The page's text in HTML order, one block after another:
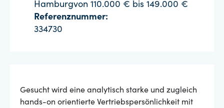
Hamburgvon 110.000 € bis 149.000 €
Referenznummer:
334730
Gesucht wird eine analytisch starke und zugleich
hands-on orientierte Vertriebspersönlichkeit mit